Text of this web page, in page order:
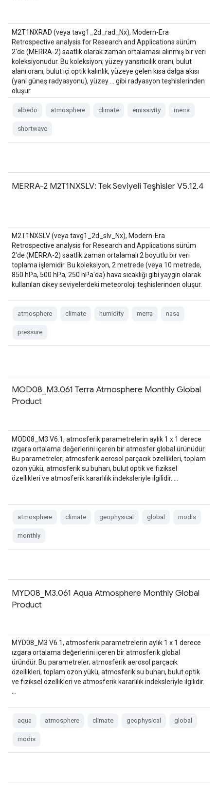
M2T1NXRAD (veya tavg1_2d_rad_Nx), Modern-Era
Retrospective analysis for Research and Applications sürüm
2'de (MERRA-2) saatlik olarak zaman ortalaması alınmış bir veri
koleksiyonudur. Bu koleksiyon; yüzey yansıtıcılık oranı, bulut
alanı oranı, bulut içi optik kalınlık, yüzeye gelen kısa dalga akısı
(yani güneş radyasyonu), yüzey ... gibi radyasyon teşhislerinden
oluşur.
albedo atmosphere climate emissivity merra
shortwave
MERRA-2 M2T1NXSLV: Tek Seviyeli Teşhisler V5.12.4
M2T1NXSLV (veya tavg1_2d_slv_Nx), Modern-Era
Retrospective analysis for Research and Applications sürüm
2'de (MERRA-2) saatlik zaman ortalamalı 2 boyutlu bir veri
toplama işlemidir. Bu koleksiyon, 2 metrede (veya 10 metrede,
850 hPa, 500 hPa, 250 hPa'da) hava sıcaklığı gibi yaygın olarak
kullanılan dikey seviyelerdeki meteoroloji teşhislerinden oluşur.
atmosphere climate humidity merra nasa
pressure
MOD08_M3.061 Terra Atmosphere Monthly Global
Product
MOD08_M3 V6.1, atmosferik parametrelerin aylık 1 x 1 derece
ızgara ortalama değerlerini içeren bir atmosfer global ürünüdür.
Bu parametreler; atmosferik aerosol parçacık özellikleri, toplam
ozon yükü, atmosferik su buharı, bulut optik ve fiziksel
özellikleri ve atmosferik kararlılık indeksleriyle ilgilidir. …
atmosphere climate geophysical global modis
monthly
MYD08_M3.061 Aqua Atmosphere Monthly Global
Product
MYD08_M3 V6.1, atmosferik parametrelerin aylık 1 x 1 derece
ızgara ortalama değerlerini içeren bir atmosferik global
üründür. Bu parametreler; atmosferik aerosol parçacık
özellikleri, toplam ozon yükü, atmosferik su buharı, bulut optik
ve fiziksel özellikleri ve atmosferik kararlılık indeksleriyle ilgilidir.
aqua atmosphere climate geophysical global
modis